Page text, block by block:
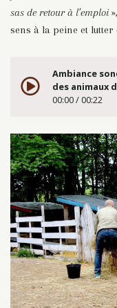
sas de retour à l’emploi
sens à la peine et
Ambiance
des animaux
00:00 / 00:22